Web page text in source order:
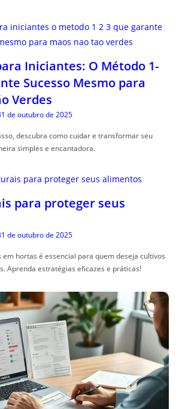
Iniciantes: O Método 1-
Sucesso Mesmo para
Verdes
de outubro de 2025
descubra como cuidar e transformar seu
simples e encantadora.
para proteger seus
de outubro de 2025
em hortas é essencial para quem deseja cultivos
Aprenda estratégias eficazes e práticas!